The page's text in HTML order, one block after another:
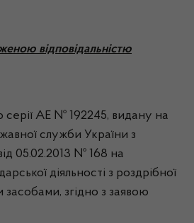
відповідальністю
серії АЕ № 192245, видану на
служби України з
05.02.2013 № 168 на
діяльності з роздрібної
засобами, згідно з заявою